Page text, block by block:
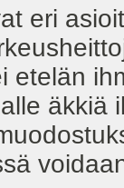
eri
etelän
äkkiä